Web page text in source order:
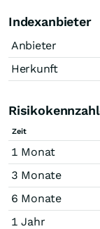
Indexanbieter
Anbieter
Herkunft
Zeit
1 Monat
3 Monate
6 Monate
1 Jahr